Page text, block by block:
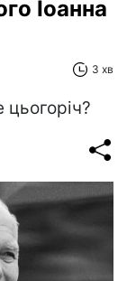
Іоанна
3 хв